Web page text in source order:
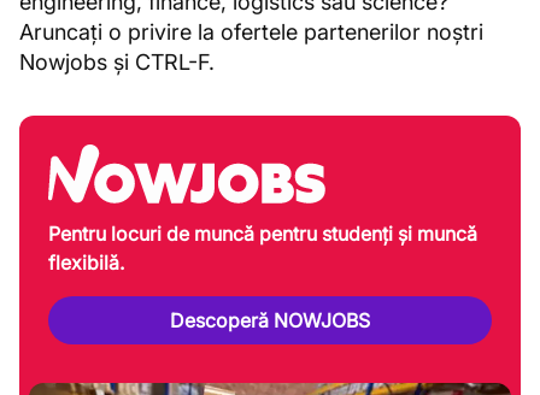
Aruncați o privire la ofertele partenerilor noștri
Nowjobs și CTRL-F.
Pentru locuri de muncă pentru studenți și muncă
flexibilă.
Descoperă NOWJOBS